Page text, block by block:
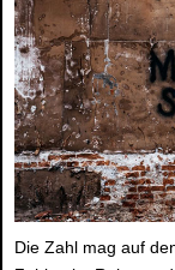
Die Zahl mag auf